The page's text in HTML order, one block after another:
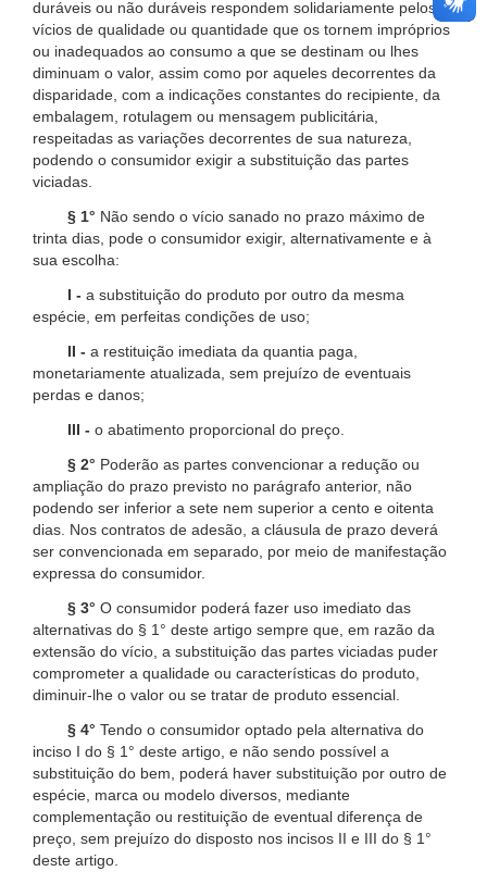
duráveis ou não duráveis respondem solidariamente pelos
vícios de qualidade ou quantidade que os tornem impróprios
ou inadequados ao consumo a que se destinam ou lhes
diminuam o valor, assim como por aqueles decorrentes da
disparidade, com a indicações constantes do recipiente, da
embalagem, rotulagem ou mensagem publicitária,
respeitadas as variações decorrentes de sua natureza,
podendo o consumidor exigir a substituição das partes
viciadas.
§ 1° Não sendo o vício sanado no prazo máximo de
trinta dias, pode o consumidor exigir, alternativamente e à
sua escolha:
I - a substituição do produto por outro da mesma
espécie, em perfeitas condições de uso;
II - a restituição imediata da quantia paga,
monetariamente atualizada, sem prejuízo de eventuais
perdas e danos;
III - o abatimento proporcional do preço.
§ 2° Poderão as partes convencionar a redução ou
ampliação do prazo previsto no parágrafo anterior, não
podendo ser inferior a sete nem superior a cento e oitenta
dias. Nos contratos de adesão, a cláusula de prazo deverá
ser convencionada em separado, por meio de manifestação
expressa do consumidor.
§ 3° O consumidor poderá fazer uso imediato das
alternativas do § 1° deste artigo sempre que, em razão da
extensão do vício, a substituição das partes viciadas puder
comprometer a qualidade ou características do produto,
diminuir-lhe o valor ou se tratar de produto essencial.
§ 4° Tendo o consumidor optado pela alternativa do
inciso I do § 1° deste artigo, e não sendo possível a
substituição do bem, poderá haver substituição por outro de
espécie, marca ou modelo diversos, mediante
complementação ou restituição de eventual diferença de
preço, sem prejuízo do disposto nos incisos II e III do § 1°
deste artigo.